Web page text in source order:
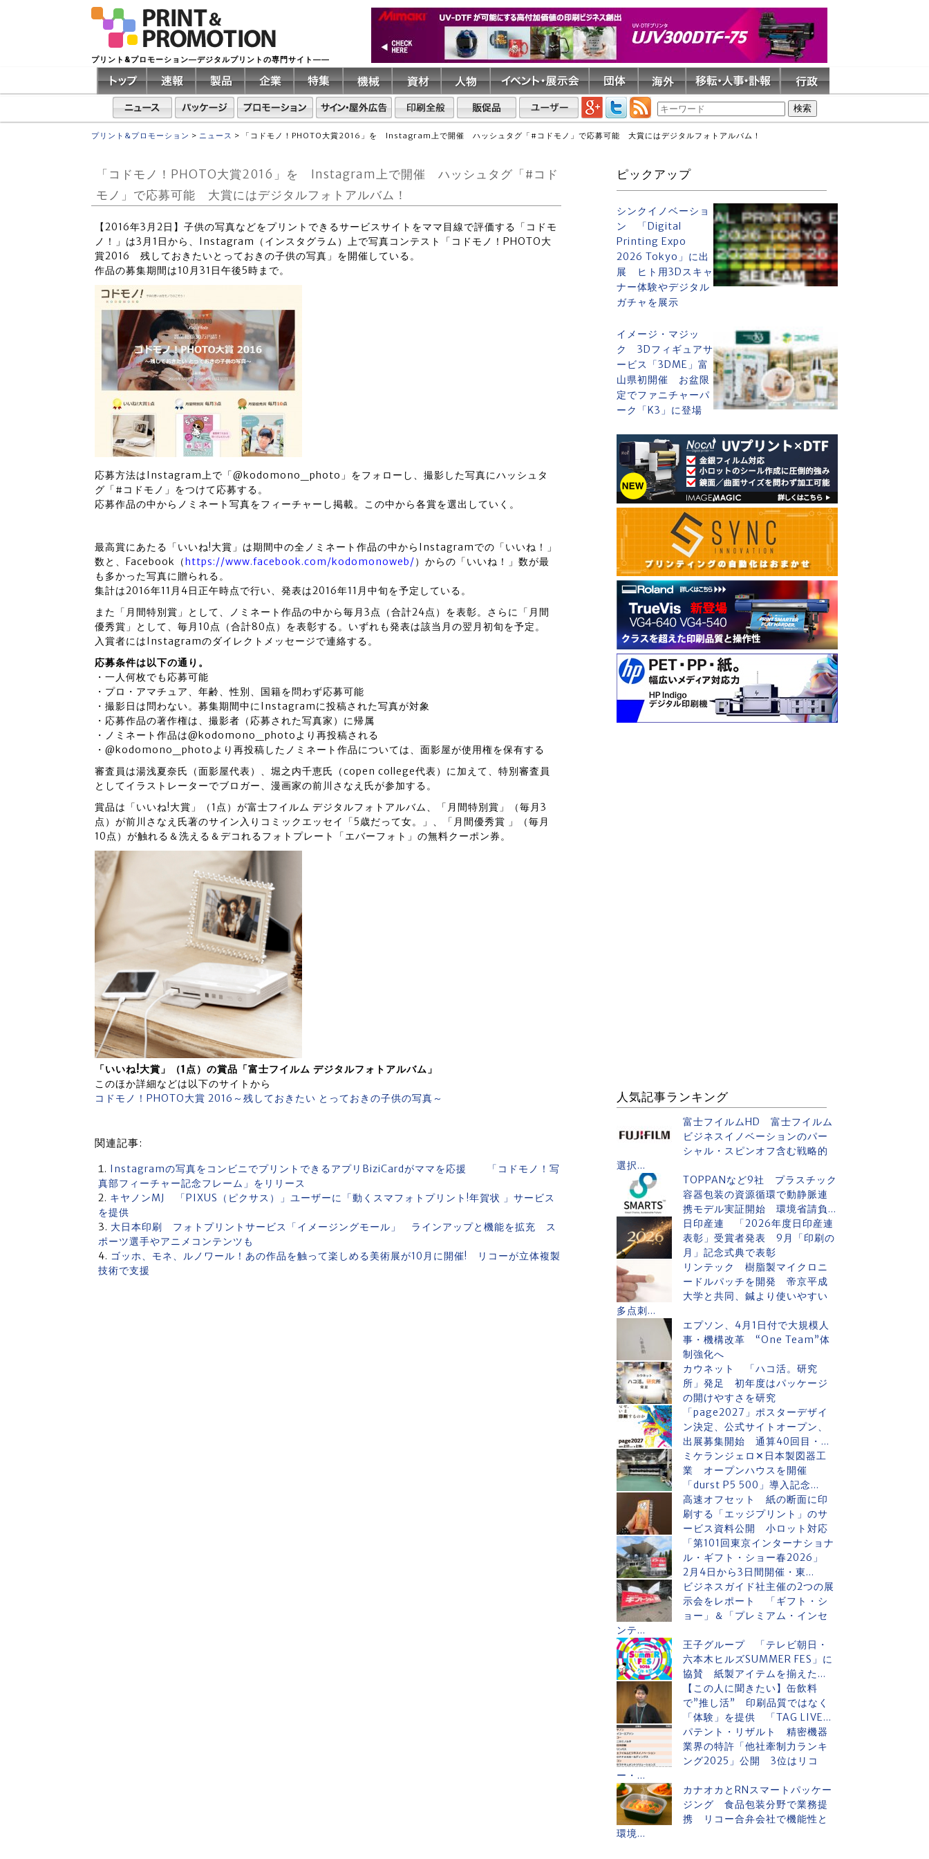
プリント&プロモーション―デジタルプリントの専門サイト――
プリント&プロモーション > ニュース > 「コドモノ！PHOTO大賞2016」を Instagram上で開催 ハッシュタグ「#コドモノ」で応募可能 大賞にはデジタルフォトアルバム！
「コドモノ！PHOTO大賞2016」を Instagram上で開催 ハッシュタグ「#コド
モノ」で応募可能 大賞にはデジタルフォトアルバム！
【2016年3月2日】子供の写真などをプリントできるサービスサイトをママ目線で評価する「コドモ
ノ！」は3月1日から、Instagram（インスタグラム）上で写真コンテスト「コドモノ！PHOTO大
賞2016 残しておきたいとっておきの子供の写真」を開催している。
作品の募集期間は10月31日午後5時まで。
応募方法はInstagram上で「@kodomono_photo」をフォローし、撮影した写真にハッシュタ
グ「#コドモノ」をつけて応募する。
応募作品の中からノミネート写真をフィーチャーし掲載。この中から各賞を選出していく。
最高賞にあたる「いいね!大賞」は期間中の全ノミネート作品の中からInstagramでの「いいね！」
数と、Facebook（https://www.facebook.com/kodomonoweb/）からの「いいね！」数が最
も多かった写真に贈られる。
集計は2016年11月4日正午時点で行い、発表は2016年11月中旬を予定している。
また「月間特別賞」として、ノミネート作品の中から毎月3点（合計24点）を表彰。さらに「月間
優秀賞」として、毎月10点（合計80点）を表彰する。いずれも発表は該当月の翌月初旬を予定。
入賞者にはInstagramのダイレクトメッセージで連絡する。
応募条件は以下の通り。
・一人何枚でも応募可能
・プロ・アマチュア、年齢、性別、国籍を問わず応募可能
・撮影日は問わない。募集期間中にInstagramに投稿された写真が対象
・応募作品の著作権は、撮影者（応募された写真家）に帰属
・ノミネート作品は@kodomono_photoより再投稿される
・@kodomono_photoより再投稿したノミネート作品については、面影屋が使用権を保有する
審査員は湯浅夏奈氏（面影屋代表）、堀之内千恵氏（copen college代表）に加えて、特別審査員
としてイラストレーターでブロガー、漫画家の前川さなえ氏が参加する。
賞品は「いいね!大賞」（1点）が富士フイルム デジタルフォトアルバム、「月間特別賞」（毎月3
点）が前川さなえ氏著のサイン入りコミックエッセイ「5歳だって女。」、「月間優秀賞 」（毎月
10点）が触れる＆洗える＆デコれるフォトプレート「エバーフォト」の無料クーポン券。
「いいね!大賞」（1点）の賞品「富士フイルム デジタルフォトアルバム」
このほか詳細などは以下のサイトから
コドモノ！PHOTO大賞 2016～残しておきたい とっておきの子供の写真～
関連記事:
Instagramの写真をコンビニでプリントできるアプリBiziCardがママを応援 「コドモノ！写
真部フィーチャー記念フレーム」をリリース
キヤノンMJ 「PIXUS（ピクサス）」ユーザーに「動くスマフォトプリント!年賀状 」サービス
を提供
大日本印刷 フォトプリントサービス「イメージングモール」 ラインアップと機能を拡充 ス
ポーツ選手やアニメコンテンツも
ゴッホ、モネ、ルノワール！あの作品を触って楽しめる美術展が10月に開催! リコーが立体複製
技術で支援
ピックアップ
シンクイノベーショ
ン 「Digital
Printing Expo
2026 Tokyo」に出
展 ヒト用3Dスキャ
ナー体験やデジタル
ガチャを展示
イメージ・マジッ
ク 3Dフィギュアサ
ービス「3DME」富
山県初開催 お盆限
定でファニチャーパ
ーク「K3」に登場
人気記事ランキング
富士フイルムHD 富士フイルム
ビジネスイノベーションのパー
シャル・スピンオフ含む戦略的
選択...
TOPPANなど9社 プラスチック
容器包装の資源循環で動静脈連
携モデル実証開始 環境省請負...
日印産連 「2026年度日印産連
表彰」受賞者発表 9月「印刷の
月」記念式典で表彰
リンテック 樹脂製マイクロニ
ードルパッチを開発 帝京平成
大学と共同、鍼より使いやすい
多点刺...
エプソン、4月1日付で大規模人
事・機構改革 “One Team”体
制強化へ
カウネット 「ハコ活。研究
所」発足 初年度はパッケージ
の開けやすさを研究
「page2027」ポスターデザイ
ン決定、公式サイトオープン、
出展募集開始 通算40回目・...
ミケランジェロ✕日本製図器工
業 オープンハウスを開催
「durst P5 500」導入記念...
高速オフセット 紙の断面に印
刷する「エッジプリント」のサ
ービス資料公開 小ロット対応
「第101回東京インターナショナ
ル・ギフト・ショー春2026」
2月4日から3日間開催・東...
ビジネスガイド社主催の2つの展
示会をレポート 「ギフト・シ
ョー」＆「プレミアム・インセ
ンテ...
王子グループ 「テレビ朝日・
六本木ヒルズSUMMER FES」に
協賛 紙製アイテムを揃えた...
【この人に聞きたい】缶飲料
で”推し活” 印刷品質ではなく
「体験」を提供 「TAG LIVE...
パテント・リザルト 精密機器
業界の特許「他社牽制力ランキ
ング2025」公開 3位はリコ
ー・...
カナオカとRNスマートパッケー
ジング 食品包装分野で業務提
携 リコー合弁会社で機能性と
環境...